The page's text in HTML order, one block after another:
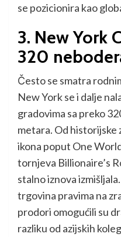
se pozicionira kao
3. New York
320
Često se smatra
New York se i dalje
gradovima sa preko
metara. Od historijske
ikona poput One
tornjeva Billionaire’s
stalno iznova
trgovina pravima na
prodori omogućili su
razliku od azijskih